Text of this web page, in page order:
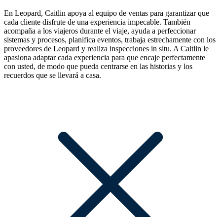
En Leopard, Caitlin apoya al equipo de ventas para garantizar que
cada cliente disfrute de una experiencia impecable. También
acompaña a los viajeros durante el viaje, ayuda a perfeccionar
sistemas y procesos, planifica eventos, trabaja estrechamente con los
proveedores de Leopard y realiza inspecciones in situ. A Caitlin le
apasiona adaptar cada experiencia para que encaje perfectamente
con usted, de modo que pueda centrarse en las historias y los
recuerdos que se llevará a casa.